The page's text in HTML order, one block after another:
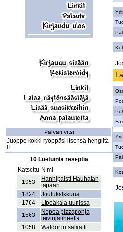
Päivän vitsi
Juoppo kokki ryöppäsi itsensä hengiltä
!!
10 Luetuinta reseptiä
Katsottu Nimi
1953
Hanhipaisti Hauhalan
tapaan
1824
Joulukalkkuna
1764
Lipeäkala uunissa
1563
Nopea pizzapohja
leivinjauheella
1058
Waldorfin salaatti